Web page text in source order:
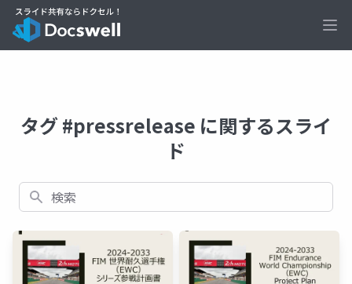
タグ #pressrelease に関するスライ
ド
検索